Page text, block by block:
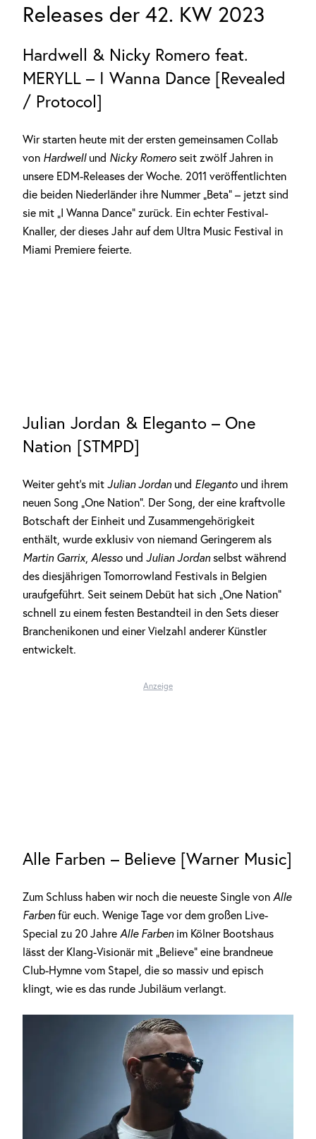
Releases der 42. KW 2023
Hardwell & Nicky Romero feat.
MERYLL – I Wanna Dance [Revealed
/ Protocol]
Wir starten heute mit der ersten gemeinsamen Collab
von Hardwell und Nicky Romero seit zwölf Jahren in
unsere EDM-Releases der Woche. 2011 veröffentlichten
die beiden Niederländer ihre Nummer „Beta“ – jetzt sind
sie mit „I Wanna Dance“ zurück. Ein echter Festival-
Knaller, der dieses Jahr auf dem Ultra Music Festival in
Miami Premiere feierte.
Julian Jordan & Eleganto – One
Nation [STMPD]
Weiter geht’s mit Julian Jordanund Eleganto und ihrem
neuen Song „One Nation“. Der Song, der eine kraftvolle
Botschaft der Einheit und Zusammengehörigkeit
enthält, wurde exklusiv von niemand Geringerem als
Martin Garrix, Alesso und Julian Jordanselbst während
des diesjährigen Tomorrowland Festivals in Belgien
uraufgeführt. Seit seinem Debüt hat sich „One Nation“
schnell zu einem festen Bestandteil in den Sets dieser
Branchenikonen und einer Vielzahl anderer Künstler
entwickelt.
Anzeige
Alle Farben – Believe [Warner Music]
Zum Schluss haben wir noch die neueste Single von Alle
Farbenfür euch. Wenige Tage vor dem großen Live-
Special zu 20 Jahre Alle Farbenim Kölner Bootshaus
lässt der Klang-Visionär mit „Believe“ eine brandneue
Club-Hymne vom Stapel, die so massiv und episch
klingt, wie es das runde Jubiläum verlangt.